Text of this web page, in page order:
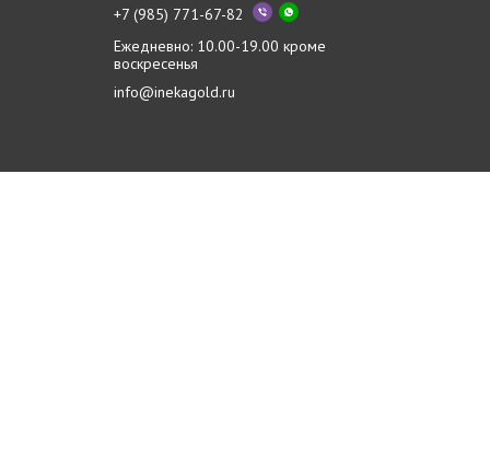
+7 (985) 771-67-82
Ежедневно: 10.00-19.00 кроме
воскресенья
info@inekagold.ru